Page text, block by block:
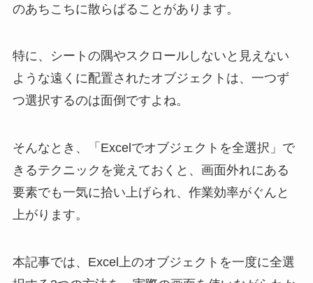
のあちこちに散らばることがあります。
特に、シートの隅やスクロールしないと見えない
ような遠くに配置されたオブジェクトは、一つず
つ選択するのは面倒ですよね。
そんなとき、「Excelでオブジェクトを全選択」で
きるテクニックを覚えておくと、画面外れにある
要素でも一気に拾い上げられ、作業効率がぐんと
上がります。
本記事では、Excel上のオブジェクトを一度に全選